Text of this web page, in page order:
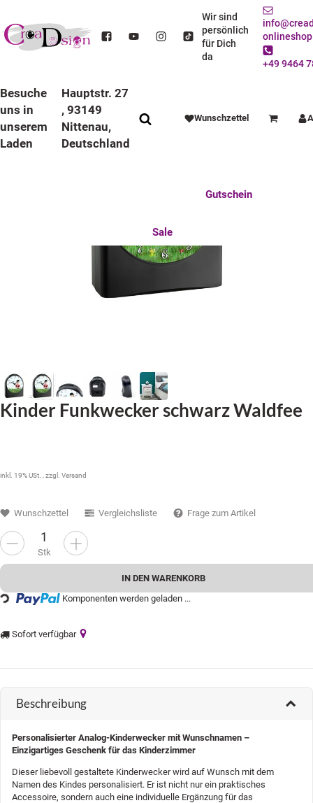
Wir sind
persönlich
für Dich
da
+49 9464
Besuche
uns in
unserem
Laden
Hauptstr. 27
, 93149
Nittenau,
Deutschland
Wunschzettel Warenkorb
Gutschein
Sale
KINDER FUNKWECKER SCHWARZ WALDFEE
Kinder Funkwecker schwarz Waldfee
inkl. 19% USt. , zzgl. Versand
Stk
IN DEN WARENKORB
Loading... Komponenten werden geladen ...
Sofort verfügbar
Wunschzettel Vergleichsliste Frage zum Artikel
Beschreibung
Personalisierter Analog-Kinderwecker mit Wunschnamen –
Einzigartiges Geschenk für das Kinderzimmer
Dieser liebevoll gestaltete Kinderwecker wird auf Wunsch mit dem
Namen des Kindes personalisiert. Er ist nicht nur ein praktisches
Accessoire, sondern auch eine individuelle Ergänzung für das